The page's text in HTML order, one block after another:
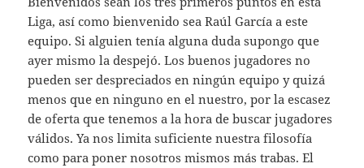
Liga, así como bienvenido sea Raúl García a este
equipo. Si alguien tenía alguna duda supongo que
ayer mismo la despejó. Los buenos jugadores no
pueden ser despreciados en ningún equipo y quizá
menos que en ninguno en el nuestro, por la escasez
de oferta que tenemos a la hora de buscar jugadores
válidos. Ya nos limita suficiente nuestra filosofía
como para poner nosotros mismos más trabas. El